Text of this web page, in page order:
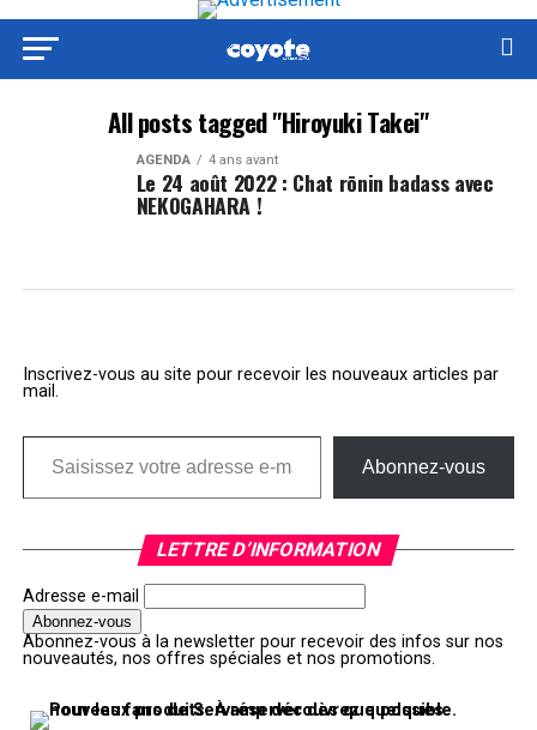
All posts tagged "Hiroyuki Takei"
AGENDA 4 ans avant
Le 24 août 2022 : Chat rōnin badass avec
NEKOGAHARA !
Inscrivez-vous au site pour recevoir les nouveaux articles par
mail.
Saisissez votre adresse e-mail…
Abonnez-vous
LETTRE D’INFORMATION
Adresse e-mail
Abonnez-vous à la newsletter pour recevoir des infos sur nos
nouveautés, nos offres spéciales et nos promotions.